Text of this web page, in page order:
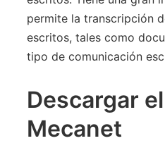
permite la transcripción
escritos, tales como
tipo de comunicación
Descargar
Mecanet